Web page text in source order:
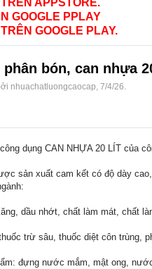
APPSTORE.
GOOGLE PPLAY
GOOGLE PLAY.
bón, can nhựa
nhuachatluongcaocap, 7/4/26.
dụng CAN NHỰA 20 LÍT của
sản xuất cam kết có độ dày
dầu nhớt, chất làm mát, chất
trừ sâu, thuốc diệt côn trùng,
đựng nước mắm, mật ong,